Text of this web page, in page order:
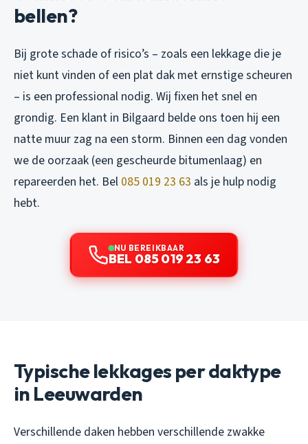
bellen?
Bij grote schade of risico’s – zoals een lekkage die je
niet kunt vinden of een plat dak met ernstige scheuren
– is een professional nodig. Wij fixen het snel en
grondig. Een klant in Bilgaard belde ons toen hij een
natte muur zag na een storm. Binnen een dag vonden
we de oorzaak (een gescheurde bitumenlaag) en
repareerden het. Bel 085 019 23 63 als je hulp nodig
hebt.
NU BEREIKBAAR
BEL 085 019 23 63
Typische lekkages per daktype
in Leeuwarden
Verschillende daken hebben verschillende zwakke